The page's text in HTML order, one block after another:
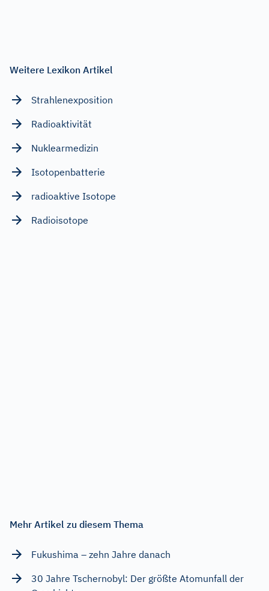
Weitere Lexikon Artikel
Strahlenexposition
Radioaktivität
Nuklearmedizin
Isotopenbatterie
radioaktive Isotope
Radioisotope
Mehr Artikel zu diesem Thema
Fukushima – zehn Jahre danach
30 Jahre Tschernobyl: Der größte Atomunfall der